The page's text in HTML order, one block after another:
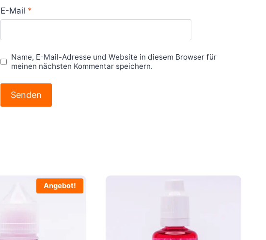
E-Mail *
Name, E-Mail-Adresse und Website in diesem Browser für
meinen nächsten Kommentar speichern.
Angebot!